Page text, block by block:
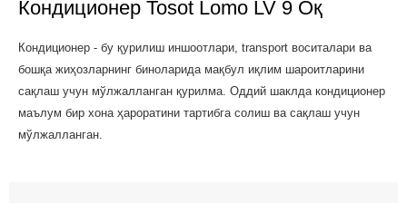
Кондиционер Tosot Lomo LV 9 Оқ
Кондиционер - бу қурилиш иншоотлари, transport воситалари ва
бошқа жиҳозларнинг биноларида мақбул иқлим шароитларини
сақлаш учун мўлжалланган қурилма. Оддий шаклда кондиционер
маълум бир хона ҳароратини тартибга солиш ва сақлаш учун
мўлжалланган.